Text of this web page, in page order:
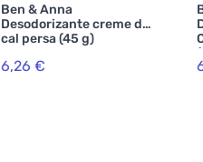
Ben & Anna
Desodorizante creme de
cal persa (45 g)
6,26 €